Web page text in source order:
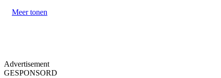
Meer tonen
Advertisement
GESPONSORD